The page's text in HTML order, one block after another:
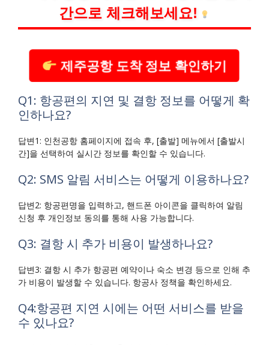
간으로 체크해보세요!
제주공항 도착 정보 확인하기
Q1: 항공편의 지연 및 결항 정보를 어떻게 확
인하나요?
답변1: 인천공항 홈페이지에 접속 후, [출발] 메뉴에서 [출발시
간]을 선택하여 실시간 정보를 확인할 수 있습니다.
Q2: SMS 알림 서비스는 어떻게 이용하나요?
답변2: 항공편명을 입력하고, 핸드폰 아이콘을 클릭하여 알림
신청 후 개인정보 동의를 통해 사용 가능합니다.
Q3: 결항 시 추가 비용이 발생하나요?
답변3: 결항 시 추가 항공편 예약이나 숙소 변경 등으로 인해 추
가 비용이 발생할 수 있습니다. 항공사 정책을 확인하세요.
Q4:항공편 지연 시에는 어떤 서비스를 받을
수 있나요?